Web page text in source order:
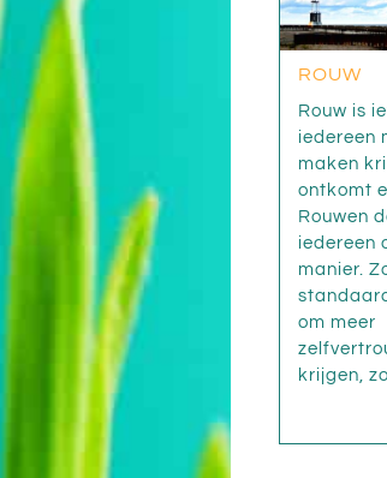
ROUW
Rouw is
iedereen
maken
ontkomt
Rouwen
iedereen
manier.
om meer
krijgen,